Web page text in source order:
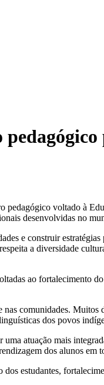
voltado à
desenvolvidas no
e construir
a diversidade
ao fortalecimento
comunidades.
dos povos
atuação mais
dos alunos em
estudantes,